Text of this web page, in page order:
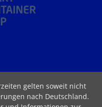
gelten soweit nicht
nach Deutschland.